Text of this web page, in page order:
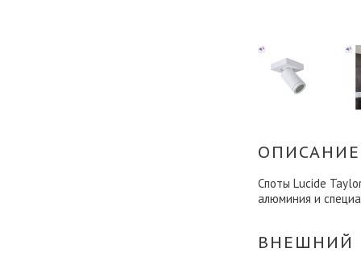
Споты Lucide
алюминия и
ВНЕШНИЙ